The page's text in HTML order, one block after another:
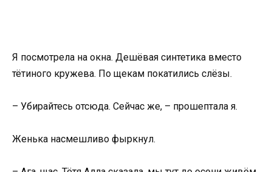
Я посмотрела на окна. Дешёвая синтетика вместо
тётиного кружева. По щекам покатились слёзы.
– Убирайтесь отсюда. Сейчас же, – прошептала я.
Женька насмешливо фыркнул.